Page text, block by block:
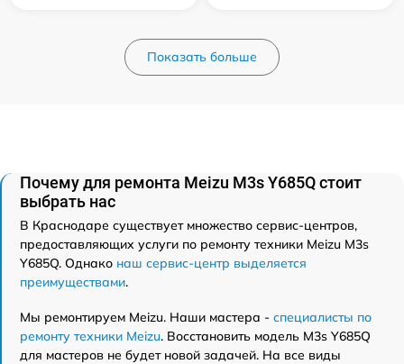
Показать больше
Почему для ремонта Meizu M3s Y685Q стоит
выбрать нас
В Краснодаре существует множество сервис-центров,
предоставляющих услуги по ремонту техники Meizu M3s
Y685Q. Однако наш сервис-центр выделяется
преимуществами.
Мы ремонтируем Meizu. Наши мастера - специалисты по
ремонту техники Meizu. Восстановить модель M3s Y685Q
для мастеров не будет новой задачей. На все виды